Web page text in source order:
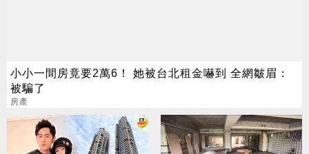
小小一間房竟要2萬6！ 她被台北租金嚇到 全網皺眉：
被騙了
房產